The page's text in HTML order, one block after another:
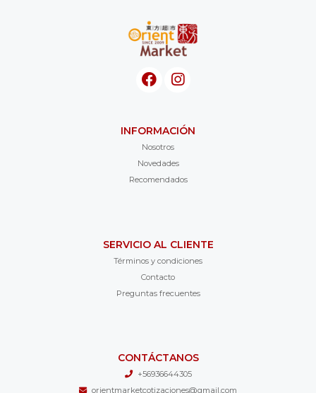
INFORMACIÓN
Nosotros
Novedades
Recomendados
SERVICIO AL CLIENTE
Términos y condiciones
Contacto
Preguntas frecuentes
CONTÁCTANOS
+56936644305
orientmarketcotizaciones@gmail.com